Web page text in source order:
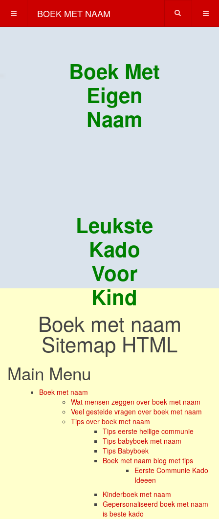
BOEK MET NAAM
Boek Met
Eigen
Naam
Leukste
Kado
Voor
Kind
Boek met naam
Sitemap HTML
Main Menu
Boek met naam
Wat mensen zeggen over boek met naam
Veel gestelde vragen over boek met naam
Tips over boek met naam
Tips eerste heilige communie
Tips babyboek met naam
Tips Babyboek
Boek met naam blog met tips
Eerste Communie Kado
Ideeen
Kinderboek met naam
Gepersonaliseerd boek met naam
is beste kado